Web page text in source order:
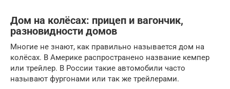
Дом на колёсах: прицеп и вагончик,
разновидности домов
Многие не знают, как правильно называется дом на
колёсах. В Америке распространено название кемпер
или трейлер. В России такие автомобили часто
называют фургонами или так же трейлерами.